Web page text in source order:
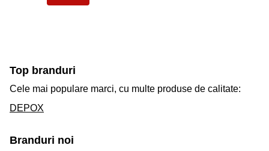
Top branduri
Cele mai populare marci, cu multe produse de calitate:
DEPOX
Branduri noi